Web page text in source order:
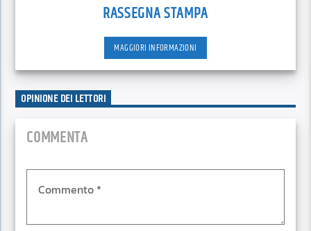
RASSEGNA STAMPA
MAGGIORI INFORMAZIONI
OPINIONE DEI LETTORI
COMMENTA